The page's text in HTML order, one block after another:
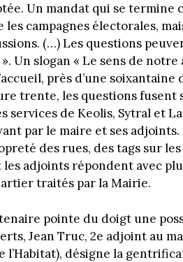
Un mandat qui se termine
campagnes électorales,
(…) Les questions
Un slogan « Le sens de
près d’une
trente, les questions fusent
services de Keolis, Sytral et
par le maire et ses
des rues, des tags sur
adjoints répondent avec
traités par la Mairie.
pointe du doigt une
Jean Truc, 2e adjoint au
l’Habitat), désigne la